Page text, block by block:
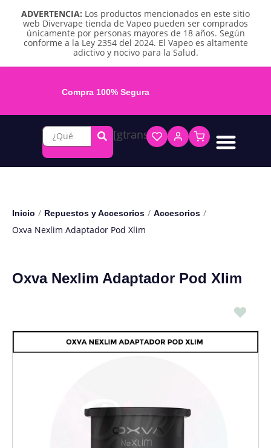
ADVERTENCIA: Los productos mencionados en este sitio
web Divervape tienda de Vapeo pueden ser comprados
únicamente por personas mayores de 18 años. Según
conforme a la Ley 2354 del 2024. El Vapeo es altamente
adictivo y nocivo para la Salud.
Compra 100% Segura
[gtranslate]
Inicio / Repuestos y Accesorios / Accesorios /
Oxva Nexlim Adaptador Pod Xlim
Oxva Nexlim Adaptador Pod Xlim